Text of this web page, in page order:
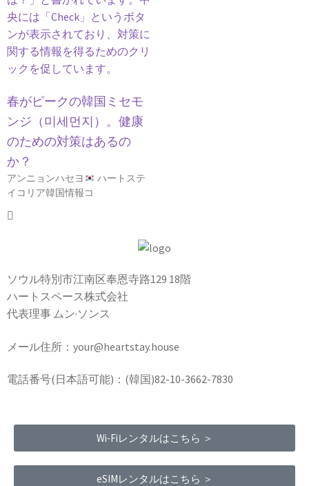
春がピークの韓国ミセモ
ンジ（미세먼지）。健康
のための対策はあるの
か？
アンニョンハセヨ
ハートステ
イコリア韓国情報コ
ソウル特別市江南区奉恩寺路129 18階
ハートスペース株式会社
代表理事 ムン·ソンス
メール住所：your@heartstay.house
電話番号(日本語可能)：(韓国)82-10-3662-7830
Wi-Fiレンタルはこちら ＞
eSIMレンタルはこちら ＞